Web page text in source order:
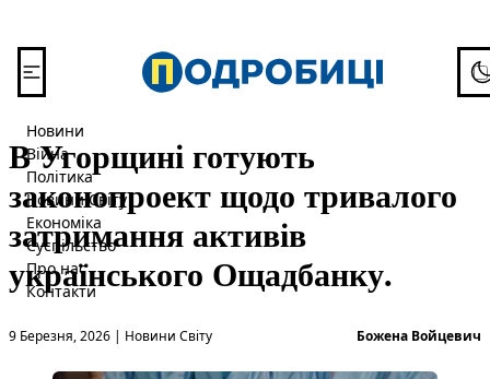
Новини
Війна
Політика
Новини Світу
Економіка
Суспільство
Про нас
Контакти
В Угорщині готують
законопроект щодо тривалого
затримання активів
українського Ощадбанку.
9 Березня, 2026 |
Опубліковано вНовини Світу Божена Войцевич